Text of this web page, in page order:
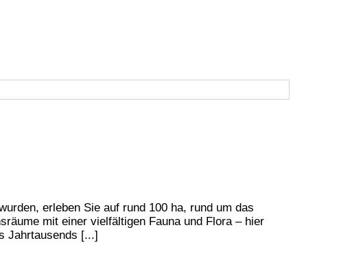
erleben Sie auf rund 100 ha, rund um das
mit einer vielfältigen Fauna und Flora – hier
Jahrtausends [...]